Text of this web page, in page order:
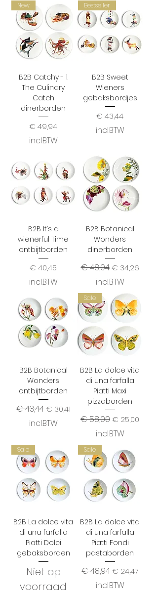
New
B2B Catchy - 1.
The Culinary
Catch
dinerborden
Prijs
€ 49,94
incl.BTW
Bestseller
B2B Sweet
Wieners
gebaksbordjes
Prijs
€ 43,44
incl.BTW
B2B It’s a
wienerful Time
ontbijtborden
Prijs
€ 40,45
incl.BTW
B2B Botanical
Wonders
dinerborden
Normale prijs
€ 48,94 Verkoopprijs
€ 34,26
incl.BTW
B2B Botanical
Wonders
ontbijtborden
Normale prijs
€ 43,44 Verkoopprijs
€ 30,41
incl.BTW
Sale
B2B La dolce vita
di una farfalla
Piatti Maxi
pizzaborden
Normale prijs
€ 58,00Verkoopprijs
€ 25,00
incl.BTW
Sale
B2B La dolce vita
di una farfalla
Piatti Dolci
gebaksborden
Niet op
voorraad
Sale
B2B La dolce vita
di una farfalla
Piatti Fondi
pastaborden
Normale prijs
€ 48,94 Verkoopprijs
€ 24,47
incl.BTW